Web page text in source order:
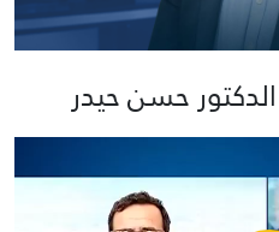
الدكتور حسن حيدر